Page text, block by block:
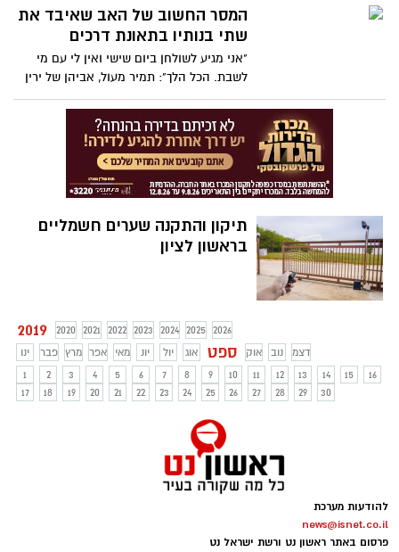
שלפניכם, כוכב הרשת הישראלי-פלסטיני נאס
המחילה עצמתי יותר מאשר הצדק והחיפוש
אחריו, מה שעוד עלול להוביל בהרבה מאוד
מקרים לשלום בין אנשים ואף יותר מכך - צפו
במסר החשוב והמרגש
המסר החשוב של האב שאיבד את
שתי בנותיו בתאונת דרכים
"אני מגיע לשולחן ביום שישי ואין לי עם מי
לשבת. הכל הלך": תמיר מעול, אביהן של ירין
ותהל שנהרגו בתאונה באשקלון, במסר חשוב
לכל מי שעולה על ההגה - צפו במסר החשוב
תיקון והתקנה שערים חשמליים
בראשון לציון
2019 2020 2021 2022 2023 2024 2025
2026
ינו
פבר מרץ אפר מאי יונ יול אוג ספט אוק נוב
דצמ
1
2 3 4 5 6 7 8 9 10 11 12 13 14 15
16
17
18 19 20 21 22 23 24 25 26 27 28 29 30
להודעות מערכת
news@isnet.co.il
פרסום באתר ראשון נט ורשת ישראל נט